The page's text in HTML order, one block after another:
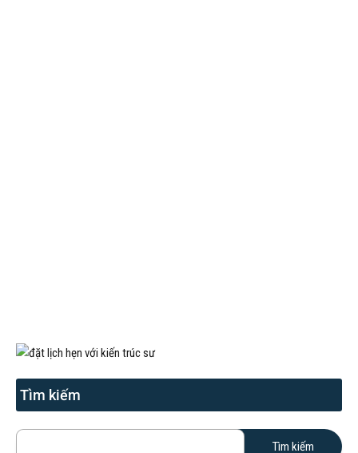
Tìm kiếm